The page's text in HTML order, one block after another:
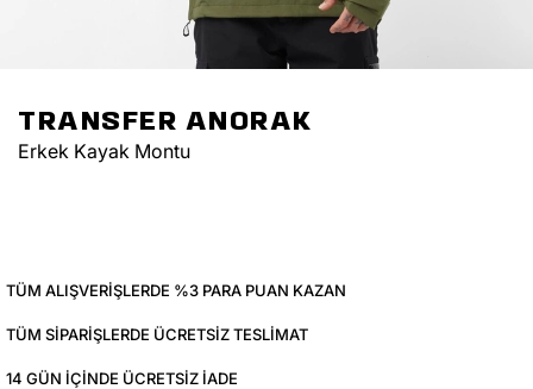
TRANSFER ANORAK
Erkek Kayak Montu
TÜM ALIŞVERIŞLERDE %3 PARA PUAN KAZAN
TÜM SIPARIŞLERDE ÜCRETSIZ TESLIMAT
14 GÜN IÇINDE ÜCRETSIZ IADE